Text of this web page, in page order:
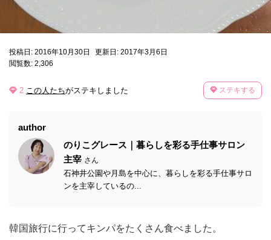
投稿日: 2016年10月30日
更新日: 2017年3月6日
閲覧数: 2,306
2 この人たちがステキしました ステキする
author
のりこグレース｜暮らしを彩る手仕事サロン
主宰 さん
石神井公園や月島を中心に、暮らしを彩る手仕事サロ
ンを主宰しているの...
韓国旅行に行ってキンパをたくさん食べました。